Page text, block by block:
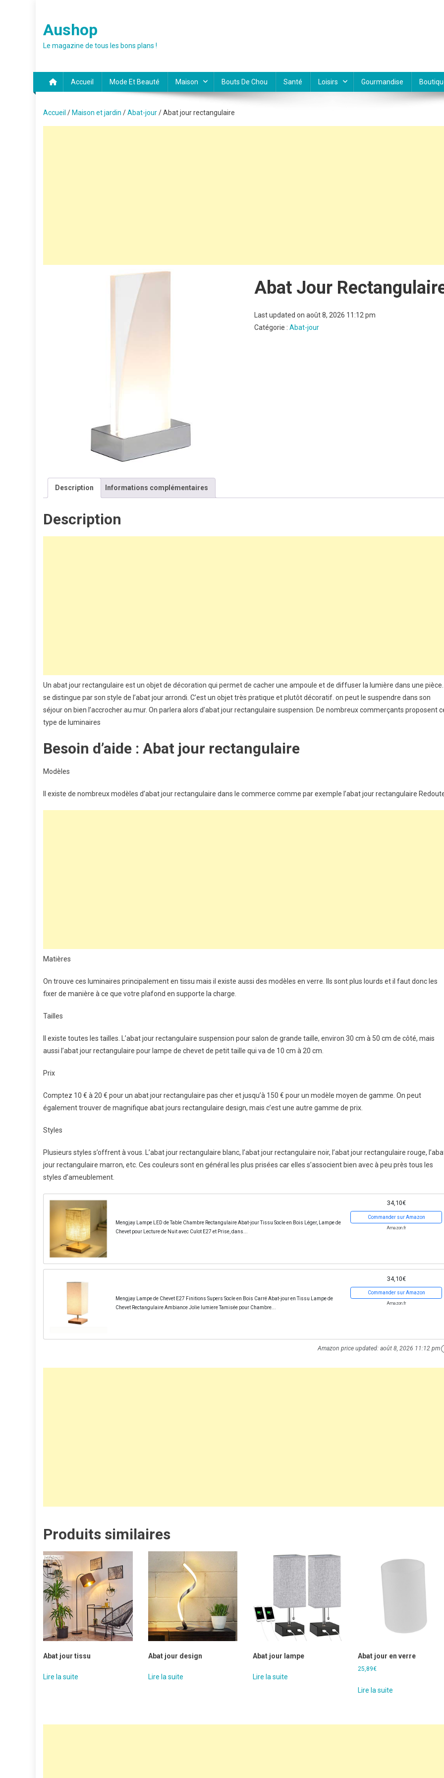
content
Aushop
Le magazine de tous les bons plans !
Accueil Mode Et Beauté Maison Bouts De Chou Santé Loisirs Gourmandise
Accueil / Maison et jardin /Abat-jour/ Abat jour rectangulaire
Abat Jour
Last updated on août 8, 2026 11:12 pm
Catégorie : Abat-jour
Description Informations complémentaires
Description
Un abat jour rectangulaire est un objet de décoration qui permet de cacher une ampoule et de diffuser la lumière dans une pièce.
se distingue par son style de l’abat jour arrondi. C’est un objet très pratique et plutôt décoratif. on peut le suspendre dans son
séjour on bien l’accrocher au mur. On parlera alors d’abat jour rectangulaire suspension. De nombreux commerçants proposent
type de luminaires
Besoin d’aide : Abat jour rectangulaire
Modèles
Il existe de nombreux modèles d’abat jour rectangulaire dans le commerce comme par exemple l’abat jour rectangulaire
Matières
On trouve ces luminaires principalement en tissu mais il existe aussi des modèles en verre. Ils sont plus lourds et il faut donc les
fixer de manière à ce que votre plafond en supporte la charge.
Tailles
Il existe toutes les tailles. L’abat jour rectangulaire suspension pour salon de grande taille, environ 30 cm à 50 cm de côté, mais
aussi l’abat jour rectangulaire pour lampe de chevet de petit taille qui va de 10 cm à 20 cm.
Prix
Comptez 10 € à 20 € pour un abat jour rectangulaire pas cher et jusqu’à 150 € pour un modèle moyen de gamme. On peut
également trouver de magnifique abat jours rectangulaire design, mais c’est une autre gamme de prix.
Styles
Plusieurs styles s’offrent à vous. L’abat jour rectangulaire blanc, l’abat jour rectangulaire noir, l’abat jour rectangulaire rouge,
jour rectangulaire marron, etc. Ces couleurs sont en général les plus prisées car elles s’associent bien avec à peu près tous les
styles d’ameublement.
Mengjay Lampe LED de Table Chambre Rectangulaire Abat-jour Tissu Socle en Bois Léger, Lampe de
Chevet pour Lecture de Nuit avec Culot E27 et Prise, dans...
34,10€
Commander sur Amazon
Amazon.fr
Mengjay Lampe de Chevet E27 Finitions Supers Socle en Bois Carré Abat-jour en Tissu Lampe de
Chevet Rectangulaire Ambiance Jolie lumiere Tamisée pour Chambre...
34,10€
Commander sur Amazon
Amazon.fr
Amazon price updated: août 8, 2026 11:12 pm
Produits similaires
Abat jour tissu
Lire la suite
Abat jour design
Lire la suite
Abat jour lampe
Lire la suite
Abat jour en verre
25,89€
Lire la suite